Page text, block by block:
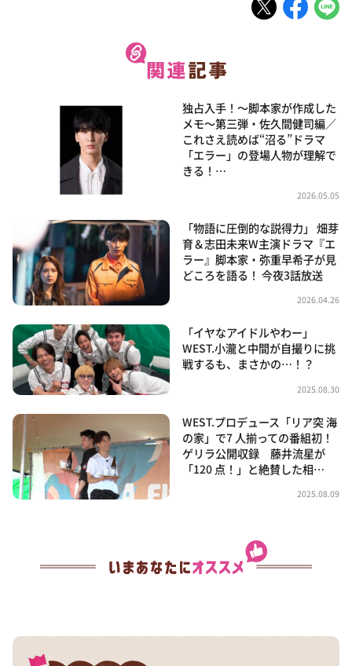
独占入手！～脚本家が作成した
メモ～第三弾・佐久間健司編／
これさえ読めば“沼る”ドラマ
「エラー」の登場人物が理解で
きる！…
2026.05.05
「物語に圧倒的な説得力」 畑芽
育＆志田未来W主演ドラマ『エ
ラー』脚本家・弥重早希子が見
どころを語る！ 今夜3話放送
2026.04.26
「イヤなアイドルやわー」
WEST.小瀧と中間が自撮りに挑
戦するも、まさかの…！？
2025.08.30
WEST.プロデュース「リア突 海
の家」で7 人揃っての番組初！
ゲリラ公開収録 藤井流星が
「120 点！」と絶賛した相…
2025.08.09